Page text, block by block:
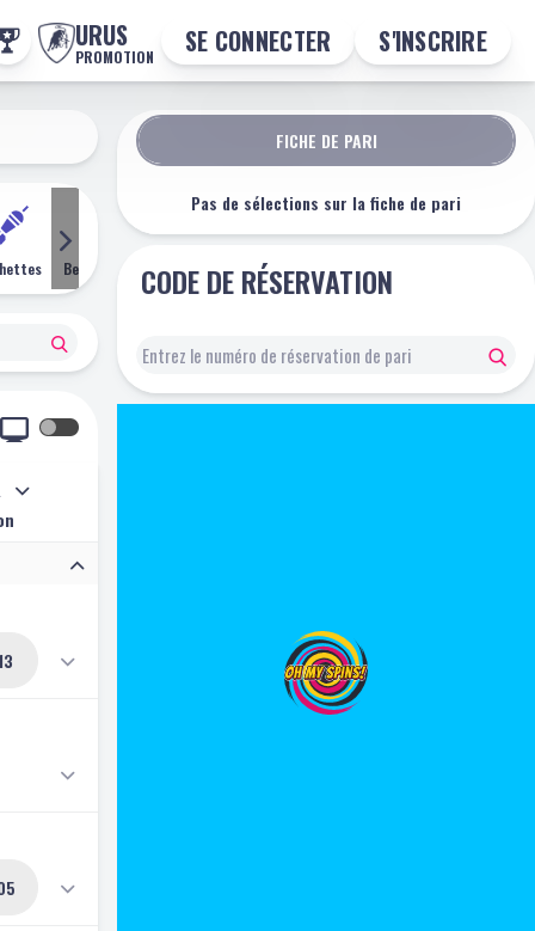
URUS
PROMOTION SE CONNECTER S'INSCRIRE
Beach Volley Snooker Golf Rugby League
FICHE DE PARI
Pas de sélections sur la fiche de pari
CODE DE RÉSERVATION